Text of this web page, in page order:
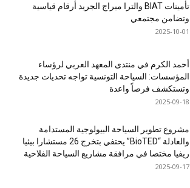
تأمينات BIAT والترا ميراج الجريد أرقام قياسية
وتضامن مجتمعي
2025-10-01
أحمد الكرم في منتدى المعهد العربي لرؤساء
المؤسسات: السياحة التونسية تواجه تحديات جديدة
وتستكشف فرصاً واعدة
2025-09-18
مشروع تطوير السياحة البيولوجية المستدامة
والعادلة “BioTED” يحتفي بتخرج 26 مستشارا بيئيا
ريفيا مختصا في مرافقة مشاريع السياحة الفلاحية
2025-09-17